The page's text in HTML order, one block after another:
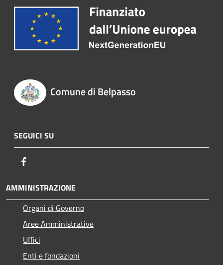
Comune di Belpasso
SEGUICI SU
AMMINISTRAZIONE
Organi di Governo
Aree Amministrative
Uffici
Enti e fondazioni